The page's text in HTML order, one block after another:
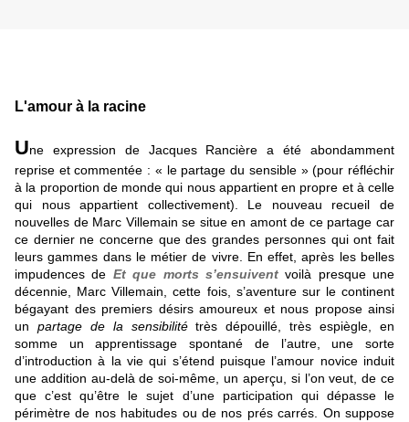
L'amour à la racine
Une expression de Jacques Rancière a été abondamment
reprise et commentée : « le partage du sensible » (pour réfléchir
à la proportion de monde qui nous appartient en propre et à celle
qui nous appartient collectivement). Le nouveau recueil de
nouvelles de Marc Villemain se situe en amont de ce partage car
ce dernier ne concerne que des grandes personnes qui ont fait
leurs gammes dans le métier de vivre. En effet, après les belles
impudences de Et que morts s’ensuiventvoilà presque une
décennie, Marc Villemain, cette fois, s’aventure sur le continent
bégayant des premiers désirs amoureux et nous propose ainsi
un partage de la sensibilitétrès dépouillé, très espiègle, en
somme un apprentissage spontané de l’autre, une sorte
d’introduction à la vie qui s’étend puisque l’amour novice induit
une addition au-delà de soi-même, un aperçu, si l’on veut, de ce
que c’est qu’être le sujet d’une participation qui dépasse le
périmètre de nos habitudes ou de nos prés carrés. On suppose